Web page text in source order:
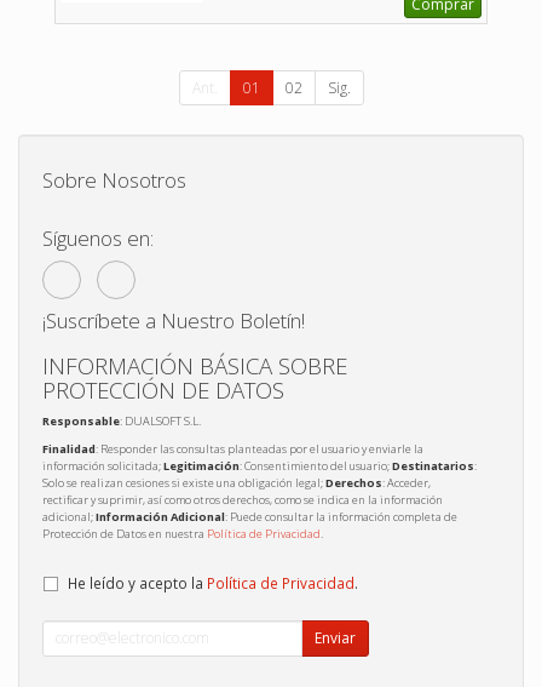
Ant. 01 02 Sig.
Sobre Nosotros
Síguenos en:
¡Suscríbete a Nuestro Boletín!
INFORMACIÓN BÁSICA SOBRE
PROTECCIÓN DE DATOS
Responsable: DUALSOFT S.L.
Finalidad: Responder las consultas planteadas por el usuario y enviarle la
información solicitada;Legitimación: Consentimiento del usuario;Destinatarios:
Solo se realizan cesiones si existe una obligación legal;Derechos: Acceder,
rectificar y suprimir, así como otros derechos, como se indica en la información
adicional;Información Adicional: Puede consultar la información completa de
Protección de Datos en nuestra Política de Privacidad.
He leído y acepto la Política de Privacidad.
Enviar